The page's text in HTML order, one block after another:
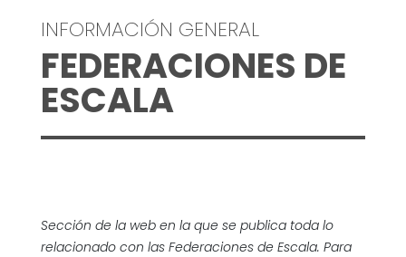
INFORMACIÓN GENERAL
FEDERACIONES DE
ESCALA
Sección de la web en la que se publica toda lo
relacionado con las Federaciones de Escala. Para